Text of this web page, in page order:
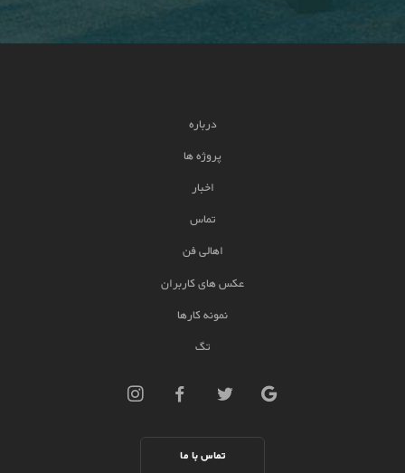
درباره
پروژه ها
اخبار
تماس
اهالی فن
عکس های کاربران
نمونه کارها
تگ
تماس با ما